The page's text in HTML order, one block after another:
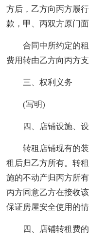
方后，乙方向丙方履
款，甲、丙双方原门
合同中所约定的租
费用转由乙方向丙方
三、权利义务
(写明)
四、店铺设施、设
转租店铺现有的装
租后归乙方所有。转
施的不动产归丙方所
丙方同意乙方在接收
保证房屋安全使用的
四、店铺转租费的